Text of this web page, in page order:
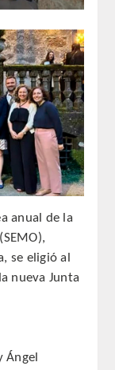
anual de la
se eligió al
nueva Junta
Ángel